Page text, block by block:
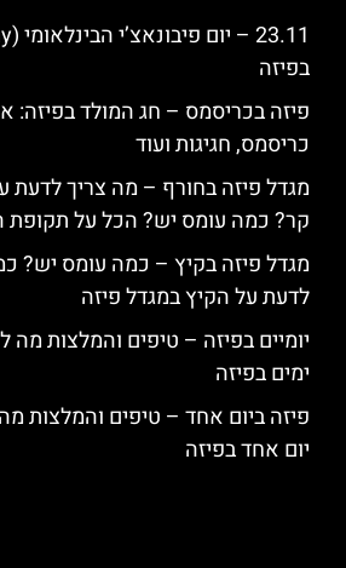
בפיזה
פיזה בכריסמס – חג המולד בפיזה:
כריסמס, חגיגות ועוד
מגדל פיזה בחורף – מה צריך לדעת
קר? כמה עומס יש? הכל על תקופת
מגדל פיזה בקיץ – כמה עומס יש?
לדעת על הקיץ במגדל פיזה
ימים בפיזה
פיזה ביום אחד – טיפים והמלצות
יום אחד בפיזה